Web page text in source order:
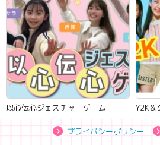
以心伝心ジェスチャーゲーム Y2K＆
プライバシーポリシー